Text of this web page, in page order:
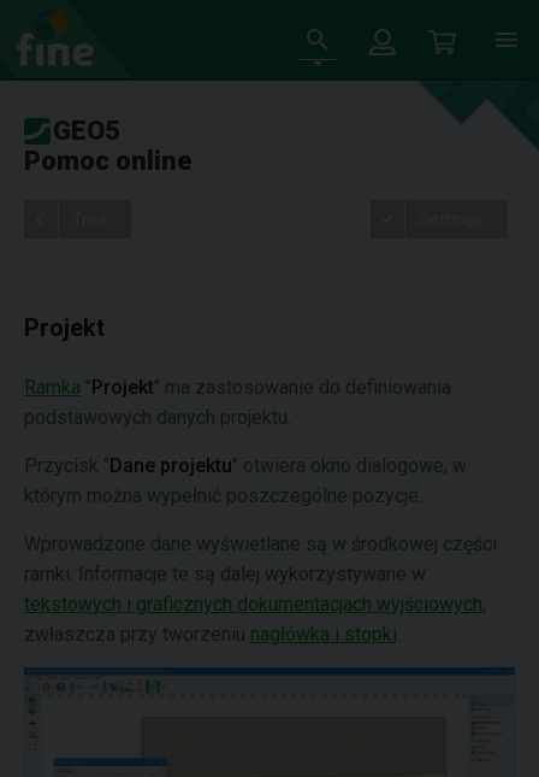
GEO5
Pomoc online
Projekt
Ramka "Projekt" ma zastosowanie do definiowania
podstawowych danych projektu.
Przycisk "Dane projektu" otwiera okno dialogowe, w
którym można wypełnić poszczególne pozycje.
Wprowadzone dane wyświetlane są w środkowej części
ramki. Informacje te są dalej wykorzystywane w
tekstowych i graficznych dokumentacjach wyjściowych,
zwłaszcza przy tworzeniu nagłówka i stopki